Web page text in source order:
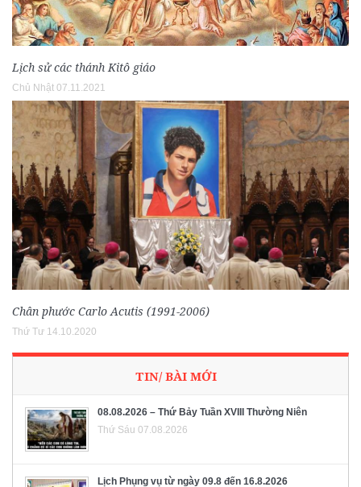
Lịch sử các thánh Kitô giáo
Chủ Nhật 07.11.2021
Chân phước Carlo Acutis (1991-2006)
Thứ Tư 14.10.2020
TIN/ BÀI MỚI
08.08.2026 – Thứ Bảy Tuần XVIII Thường Niên
Thứ Sáu 07.08.2026
Lịch Phụng vụ từ ngày 09.8 đến 16.8.2026